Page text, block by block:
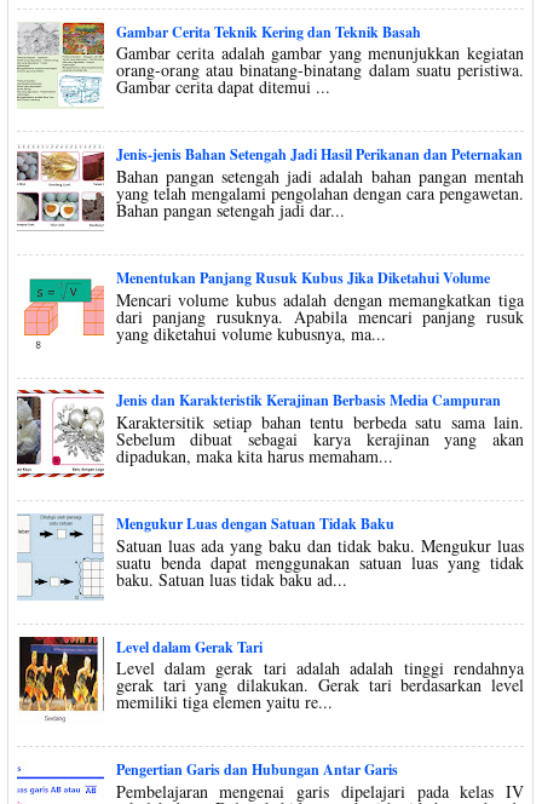
Gambar Cerita Teknik Kering dan Teknik Basah
Gambar cerita adalah gambar yang menunjukkan kegiatan
orang-orang atau binatang-binatang dalam suatu peristiwa.
Gambar cerita dapat ditemui ...
Jenis-jenis Bahan Setengah Jadi Hasil Perikanan dan Peternakan
Bahan pangan setengah jadi adalah bahan pangan mentah
yang telah mengalami pengolahan dengan cara pengawetan.
Bahan pangan setengah jadi dar...
Menentukan Panjang Rusuk Kubus Jika Diketahui Volume
Mencari volume kubus adalah dengan memangkatkan tiga
dari panjang rusuknya. Apabila mencari panjang rusuk
yang diketahui volume kubusnya, ma...
Jenis dan Karakteristik Kerajinan Berbasis Media Campuran
Karaktersitik setiap bahan tentu berbeda satu sama lain.
Sebelum dibuat sebagai karya kerajinan yang akan
dipadukan, maka kita harus memaham...
Mengukur Luas dengan Satuan Tidak Baku
Satuan luas ada yang baku dan tidak baku. Mengukur luas
suatu benda dapat menggunakan satuan luas yang tidak
baku. Satuan luas tidak baku ad...
Level dalam Gerak Tari
Level dalam gerak tari adalah adalah tinggi rendahnya
gerak tari yang dilakukan. Gerak tari berdasarkan level
memiliki tiga elemen yaitu re...
Pengertian Garis dan Hubungan Antar Garis
Pembelajaran mengenai garis dipelajari pada kelas IV